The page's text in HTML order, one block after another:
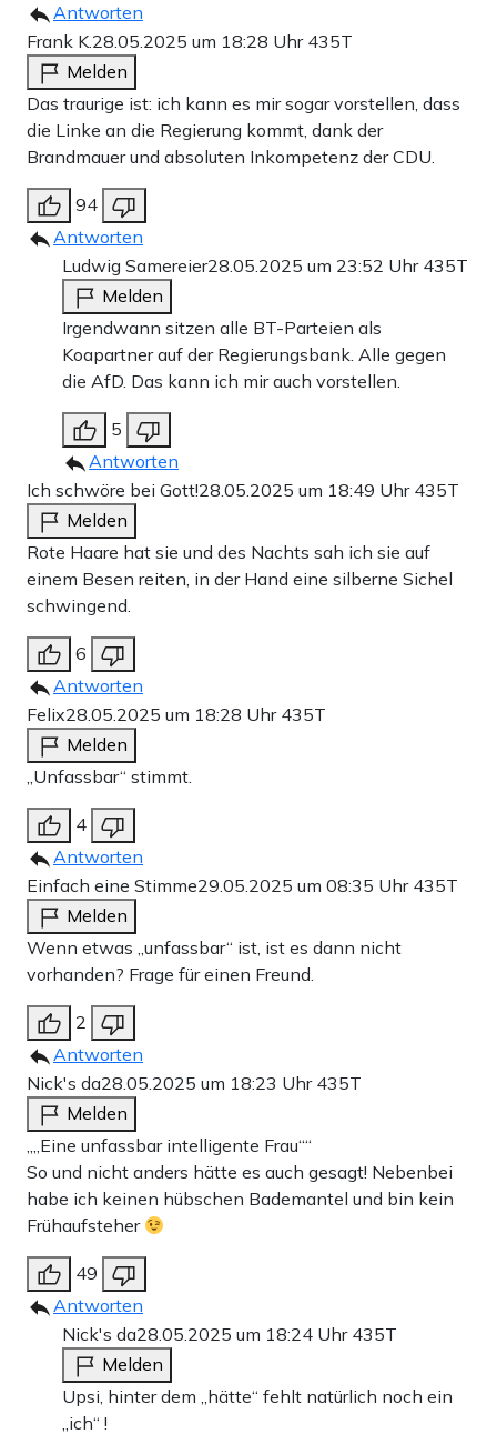
Antworten
Frank K.28.05.2025 um 18:28 Uhr 435T
Melden
Das traurige ist: ich kann es mir sogar vorstellen, dass
die Linke an die Regierung kommt, dank der
Brandmauer und absoluten Inkompetenz der CDU.
94
Antworten
Ludwig Samereier28.05.2025 um 23:52 Uhr 435T
Melden
Irgendwann sitzen alle BT-Parteien als
Koapartner auf der Regierungsbank. Alle gegen
die AfD. Das kann ich mir auch vorstellen.
5
Antworten
Ich schwöre bei Gott!28.05.2025 um 18:49 Uhr 435T
Melden
Rote Haare hat sie und des Nachts sah ich sie auf
einem Besen reiten, in der Hand eine silberne Sichel
schwingend.
6
Antworten
Felix28.05.2025 um 18:28 Uhr 435T
Melden
„Unfassbar“ stimmt.
4
Antworten
Einfach eine Stimme29.05.2025 um 08:35 Uhr 435T
Melden
Wenn etwas „unfassbar“ ist, ist es dann nicht
vorhanden? Frage für einen Freund.
2
Antworten
Nick's da28.05.2025 um 18:23 Uhr 435T
Melden
„„Eine unfassbar intelligente Frau““
So und nicht anders hätte es auch gesagt! Nebenbei
habe ich keinen hübschen Bademantel und bin kein
Frühaufsteher
49
Antworten
Nick's da28.05.2025 um 18:24 Uhr 435T
Melden
Upsi, hinter dem „hätte“ fehlt natürlich noch ein
„ich“ !